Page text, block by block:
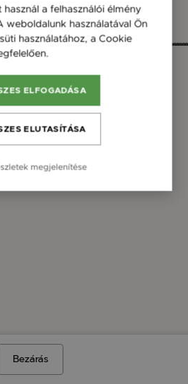
Bezárás
a felhasználói élmény
weboldalunk használatával Ön
használatához, a Cookie
ELFOGADÁSA
ELUTASÍTÁSA
megjelenítése